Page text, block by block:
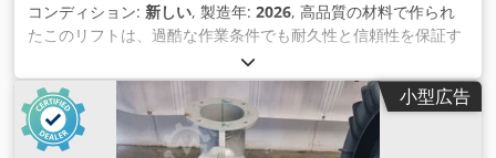
コンディション: 新しい, 製造年: 2026, 高品質の材料で作られ
たこのリフトは、過酷な作業条件でも耐久性と信頼性を保証す
る堅牢な構造を特徴としています。堅牢なフレームと安定 した
プラットフォームにより、安定性とオペレーターの安全性を確
保しながら、最も重い荷物でも取り扱うことができます。 高度
な制御システムのおかげで、10 トン機械リフトの操作は直感的
かつ正確になります。オペレーターは簡単に揚高を調整でき、
小型広告